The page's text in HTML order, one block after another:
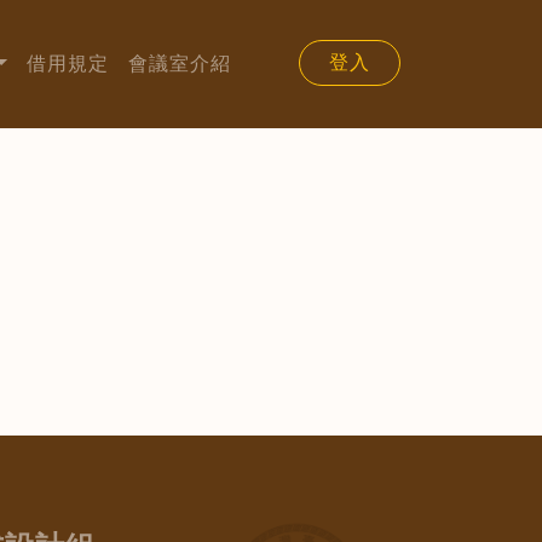
借用規定 會議室介紹 登入